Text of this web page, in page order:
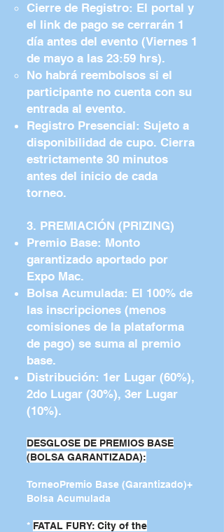
Cierre de Registro: El portal y
el link de pago se cerrarán 1
día antes del evento (Viernes 1
de mayo a las 23:59 hrs).
No habrá reembolsos si el
participante no cuenta con su
entrada al evento.
Registro Presencial: Sujeto a
disponibilidad de cupo. Cierra
estrictamente 30 minutos
antes del inicio de cada
torneo.
3. PREMIACIÓN (PRIZING)
Premio Base: Monto
garantizado aportado por
Expo Mac.
Bolsa Acumulada: El 100% de
las inscripciones (menos
comisiones de la plataforma
de pago) se suma al premio
base.
Distribución: 1er Lugar (60%),
2do Lugar (30%), 3er Lugar
(10%).
DESGLOSE DE PREMIOS BASE
(BOLSA GARANTIZADA):
TorneoPremio Base (Garantizado)+
Bolsa Acumulada
* FATAL FURY: City of the